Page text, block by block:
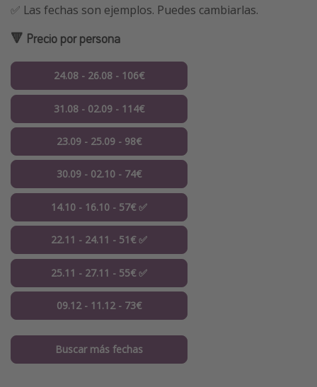
✅ Las fechas son ejemplos. Puedes cambiarlas.
🔻 Precio por persona
24.08 - 26.08 - 106€
31.08 - 02.09 - 114€
23.09 - 25.09 - 98€
30.09 - 02.10 - 74€
14.10 - 16.10 - 57€ ✅
22.11 - 24.11 - 51€ ✅
25.11 - 27.11 - 55€ ✅
09.12 - 11.12 - 73€
Buscar más fechas